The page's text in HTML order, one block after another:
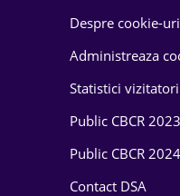
Despre cookie-uri
Administreaza
Statistici vizitatori
Public CBCR 2023
Public CBCR 2024
Contact DSA